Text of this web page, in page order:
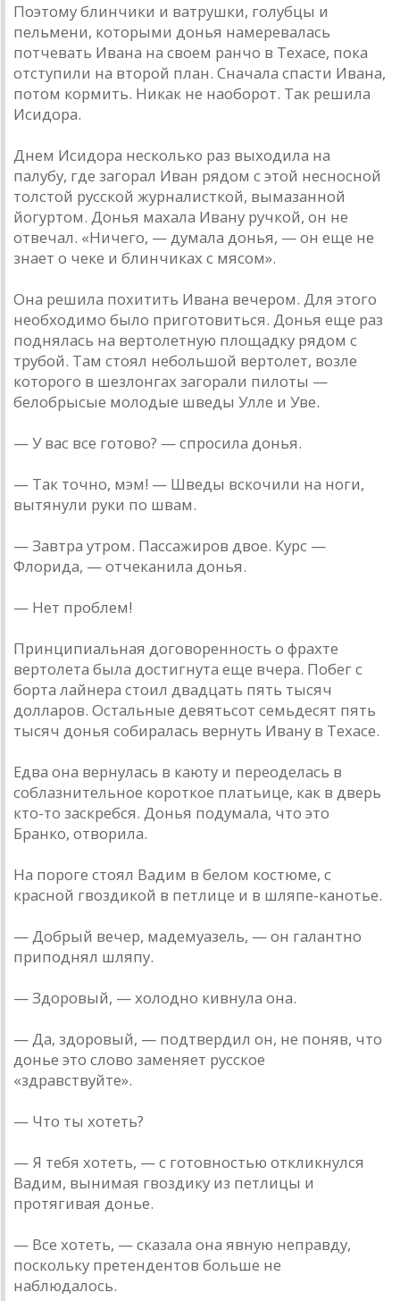
Поэтому блинчики и ватрушки, голубцы и
пельмени, которыми донья намеревалась
потчевать Ивана на своем ранчо в Техасе, пока
отступили на второй план. Сначала спасти Ивана,
потом кормить. Никак не наоборот. Так решила
Исидора.
Днем Исидора несколько раз выходила на
палубу, где загорал Иван рядом с этой несносной
толстой русской журналисткой, вымазанной
йогуртом. Донья махала Ивану ручкой, он не
отвечал. «Ничего, — думала донья, — он еще не
знает о чеке и блинчиках с мясом».
Она решила похитить Ивана вечером. Для этого
необходимо было приготовиться. Донья еще раз
поднялась на вертолетную площадку рядом с
трубой. Там стоял небольшой вертолет, возле
которого в шезлонгах загорали пилоты —
белобрысые молодые шведы Улле и Уве.
— У вас все готово? — спросила донья.
— Так точно, мэм! — Шведы вскочили на ноги,
вытянули руки по швам.
— Завтра утром. Пассажиров двое. Курс —
Флорида, — отчеканила донья.
— Нет проблем!
Принципиальная договоренность о фрахте
вертолета была достигнута еще вчера. Побег с
борта лайнера стоил двадцать пять тысяч
долларов. Остальные девятьсот семьдесят пять
тысяч донья собиралась вернуть Ивану в Техасе.
Едва она вернулась в каюту и переоделась в
соблазнительное короткое платьице, как в дверь
кто-то заскребся. Донья подумала, что это
Бранко, отворила.
На пороге стоял Вадим в белом костюме, с
красной гвоздикой в петлице и в шляпе-канотье.
— Добрый вечер, мадемуазель, — он галантно
приподнял шляпу.
— Здоровый, — холодно кивнула она.
— Да, здоровый, — подтвердил он, не поняв, что
донье это слово заменяет русское
«здравствуйте».
— Что ты хотеть?
— Я тебя хотеть, — с готовностью откликнулся
Вадим, вынимая гвоздику из петлицы и
протягивая донье.
— Все хотеть, — сказала она явную неправду,
поскольку претендентов больше не
наблюдалось.